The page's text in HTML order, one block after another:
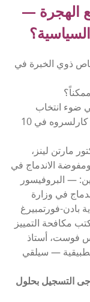
الهجرة —
ذوي الخبرة في
ضوء انتخاب
الخبراء المقيمين في لجنة الاندماج في مدينة كارلسروه في 10
مارتن لينز،
الاندماج في
— البروفيسور
في وزارة
بادن-فورتمبيرغ
مكافحة التمييز
فوست، أستاذ
— سيلقي
التسجيل بحلول